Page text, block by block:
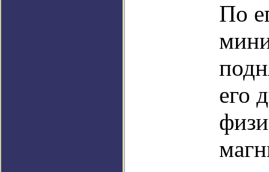
По
его